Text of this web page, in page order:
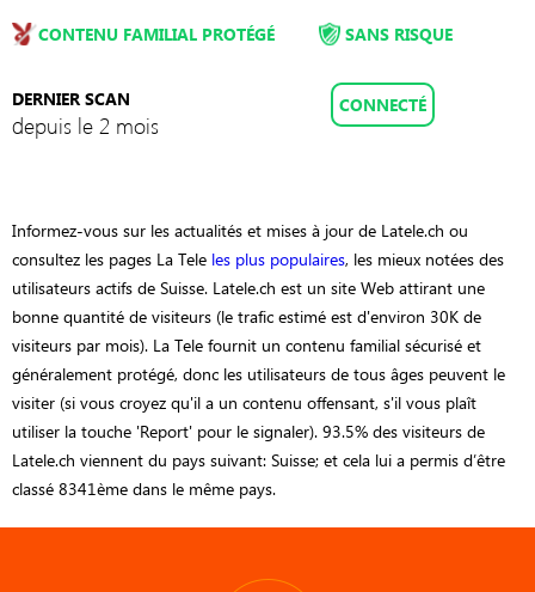
CONTENU FAMILIAL PROTÉGÉ
DERNIER SCAN
depuis le 2 mois
SANS RISQUE
CONNECTÉ
Informez-vous sur les actualités et mises à jour de Latele.ch ou
consultez les pages La Tele les plus populaires, les mieux notées des
utilisateurs actifs de Suisse. Latele.ch est un site Web attirant une
bonne quantité de visiteurs (le trafic estimé est d'environ 30K de
visiteurs par mois). La Tele fournit un contenu familial sécurisé et
généralement protégé, donc les utilisateurs de tous âges peuvent le
visiter (si vous croyez qu'il a un contenu offensant, s'il vous plaît
utiliser la touche 'Report' pour le signaler). 93.5% des visiteurs de
Latele.ch viennent du pays suivant: Suisse; et cela lui a permis d’être
classé 8341ème dans le même pays.